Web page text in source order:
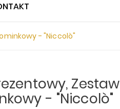
- "Niccolò"
Zestaw
- "Niccolò"